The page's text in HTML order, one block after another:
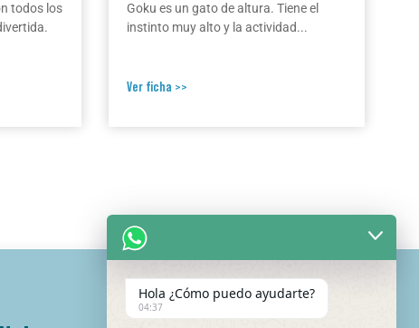
todos los
Goku es un gato de altura. Tiene el
instinto muy alto y la actividad...
Ver ficha >>
Hola ¿Cómo puedo ayudarte?
04:37